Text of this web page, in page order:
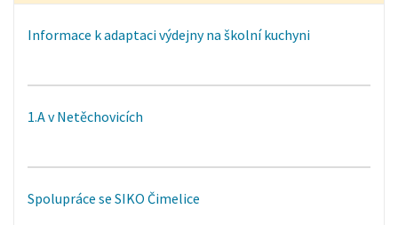
Informace k adaptaci výdejny na školní kuchyni
1.A v Netěchovicích
Spolupráce se SIKO Čimelice